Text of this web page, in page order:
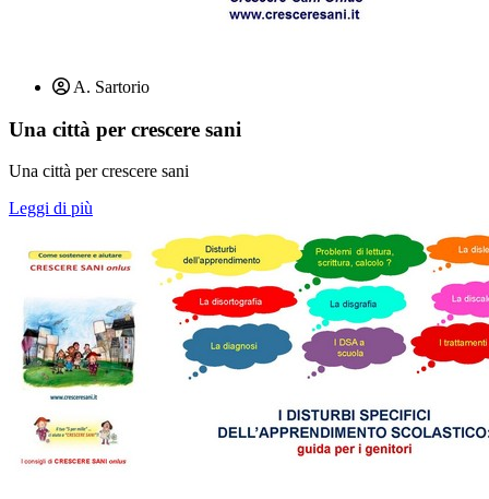
A. Sartorio
Una città per crescere sani
Una città per crescere sani
Leggi di più